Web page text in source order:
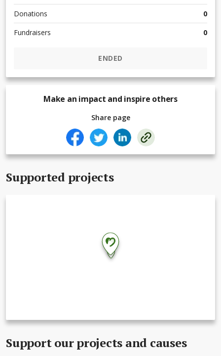
Donations
0
Fundraisers
0
ENDED
Make an impact and inspire others
Share page
Supported projects
2
Support our projects and causes